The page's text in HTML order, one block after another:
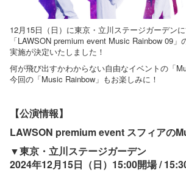
12月15日（日）に東京・立川ステージガーデン
「LAWSON premium event Music Rainbow 09
実施が決定いたしました！
何が飛び出すかわからない自由なイベントの「
今回の「Music Rainbow」もお楽しみに！
【公演情報】
LAWSON premium event スフィアの
▼東京・立川ステージガーデン
2024年12月15日（日）15:00開場 /